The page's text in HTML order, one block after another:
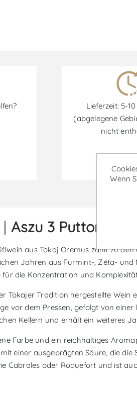
Lieferzeit: 5-
(abgelegene
nicht
Rabatte
Aszu 3 Puttonyos
aus Tokaj Oremus zählt zu
Jahren aus Furmint-, Zéta-
die Konzentration und
Tokajer Tradition hergestellte Wein
vor dem Pressen, gefolgt von
Kellern und erhält ein weiteres
Farbe und ein reichhaltiges
einer ausgeprägten Säure, die
Cabrales oder Roquefort und ist
Wenn